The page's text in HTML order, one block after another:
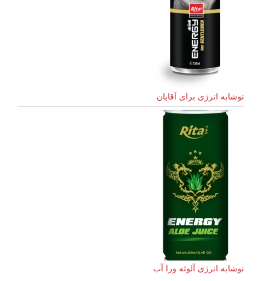
نوشابه انرژی برای آقایان
نوشابه انرژی آلوئه ورا آب